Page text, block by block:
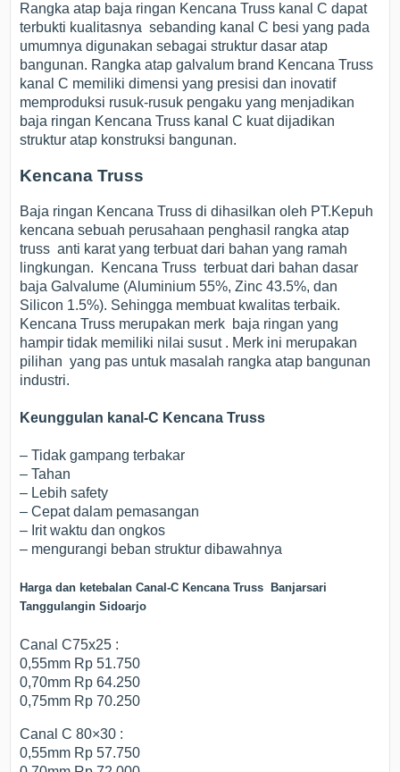
Rangka atap baja ringan Kencana Truss kanal C dapat
terbukti kualitasnya sebanding kanal C besi yang pada
umumnya digunakan sebagai struktur dasar atap
bangunan. Rangka atap galvalum brand Kencana Truss
kanal C memiliki dimensi yang presisi dan inovatif
memproduksi rusuk-rusuk pengaku yang menjadikan
baja ringan Kencana Truss kanal C kuat dijadikan
struktur atap konstruksi bangunan.
Kencana Truss
Baja ringan Kencana Truss di dihasilkan oleh PT.Kepuh
kencana sebuah perusahaan penghasil rangka atap
truss anti karat yang terbuat dari bahan yang ramah
lingkungan. Kencana Truss terbuat dari bahan dasar
baja Galvalume (Aluminium 55%, Zinc 43.5%, dan
Silicon 1.5%). Sehingga membuat kwalitas terbaik.
Kencana Truss merupakan merk baja ringan yang
hampir tidak memiliki nilai susut . Merk ini merupakan
pilihan yang pas untuk masalah rangka atap bangunan
industri.
Keunggulan kanal-C Kencana Truss
– Tidak gampang terbakar
– Tahan
– Lebih safety
– Cepat dalam pemasangan
– Irit waktu dan ongkos
– mengurangi beban struktur dibawahnya
Harga dan ketebalan Canal-C Kencana Truss Banjarsari
Tanggulangin Sidoarjo
Canal C75x25 :
0,55mm Rp 51.750
0,70mm Rp 64.250
0,75mm Rp 70.250
Canal C 80×30 :
0,55mm Rp 57.750